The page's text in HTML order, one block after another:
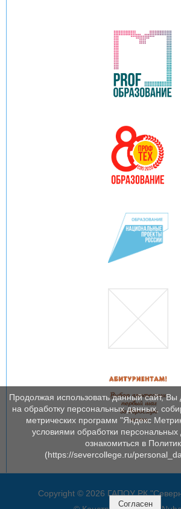
Copyright © 2026 ГАПОУ РК
Продолжая использовать данный сайт, Вы
на обработку персональных данных,
метрических программ "Яндекс
условиями обработки
ознакомиться в
(https://severcollege.ru/
Согласен